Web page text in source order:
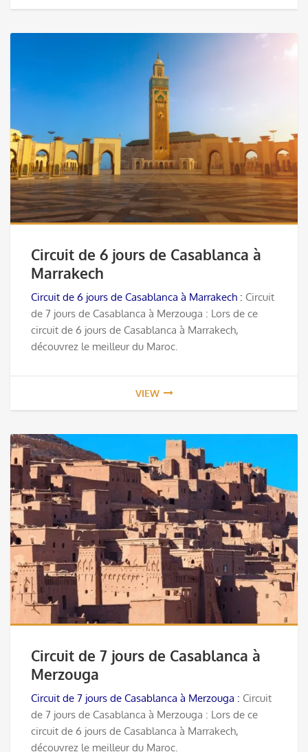
Circuit de 6 jours de Casablanca à
Marrakech
Circuit de 6 jours de Casablanca à Marrakech : Circuit
de 7 jours de Casablanca à Merzouga : Lors de ce
circuit de 6 jours de Casablanca à Marrakech,
découvrez le meilleur du Maroc.
VIEW
Circuit de 7 jours de Casablanca à
Merzouga
Circuit de 7 jours de Casablanca à Merzouga : Circuit
de 7 jours de Casablanca à Merzouga : Lors de ce
circuit de 6 jours de Casablanca à Marrakech,
découvrez le meilleur du Maroc.